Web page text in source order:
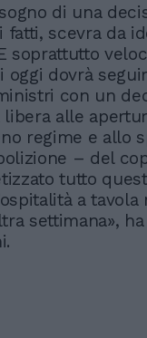
di una
fatti, scevra da
soprattutto
oggi dovrà
con un
alle
regime e allo
– del
tutto
a tavola
settimana»,